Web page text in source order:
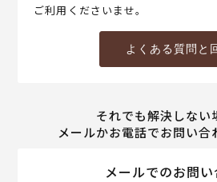
ご利用くださいませ。
よくある質問と
それでも解決しない
メールかお電話でお問い合
メールでのお問